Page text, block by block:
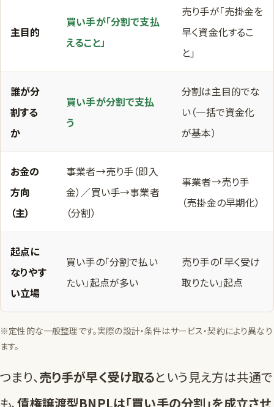
主目的
買い手が「分割で支払
えること」
売り手が「売掛金を
早く資金化するこ
と」
誰が分
割する
か
買い手が分割で支払
う
分割は主目的でな
い（一括で資金化
が基本）
お金の
方向
（主）
事業者→売り手（即入
金）／買い手→事業者
（分割）
事業者→売り手
（売掛金の早期化）
起点に
なりやす
い立場
買い手の「分割で払い
たい」起点が多い
売り手の「早く受け
取りたい」起点
※定性的な一般整理です。実際の設計・条件はサービス・契約により異なり
ます。
つまり、売り手が早く受け取るという見え方は共通で
も、債権譲渡型BNPLは「買い手の分割」を成立させ